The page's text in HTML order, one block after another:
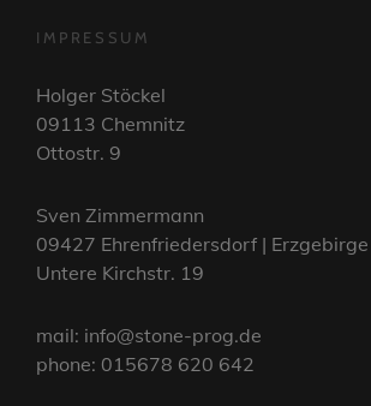
IMPRESSUM
Holger Stöckel
09113 Chemnitz
Ottostr. 9
Sven Zimmermann
09427 Ehrenfriedersdorf | Erzgebirge
Untere Kirchstr. 19
mail: info@stone-prog.de
phone: 015678 620 642